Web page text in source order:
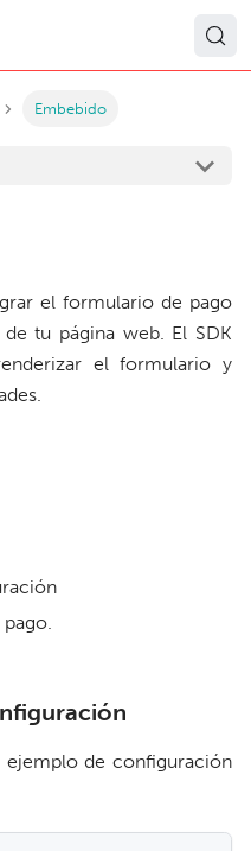
Embebido
el formulario de pago
tu página web. El SDK
el formulario y
ejemplo de configuración